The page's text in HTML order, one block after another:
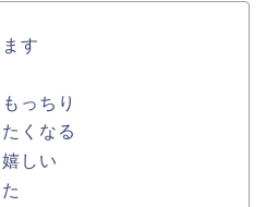
す
っちり
くなる
しい